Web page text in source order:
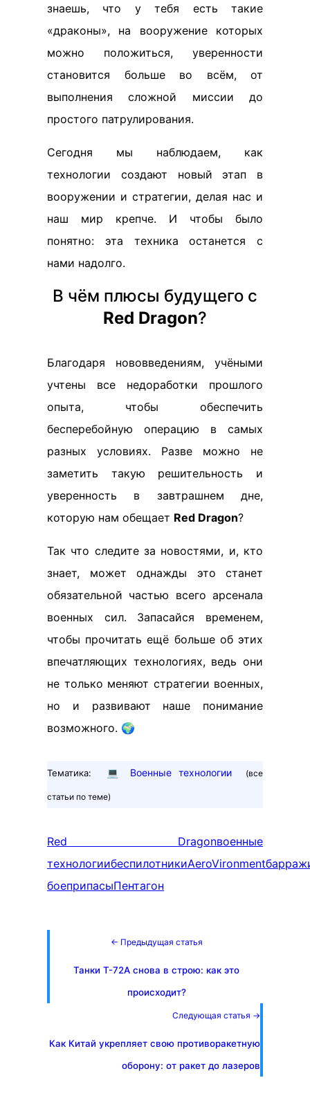
знаешь, что у тебя есть такие
«драконы», на вооружение которых
можно положиться, уверенности
становится больше во всём, от
выполнения сложной миссии до
простого патрулирования.
Сегодня мы наблюдаем, как
технологии создают новый этап в
вооружении и стратегии, делая нас и
наш мир крепче. И чтобы было
понятно: эта техника останется с
нами надолго.
В чём плюсы будущего с
Red Dragon?
Благодаря нововведениям, учёными
учтены все недоработки прошлого
опыта, чтобы обеспечить
бесперебойную операцию в самых
разных условиях. Разве можно не
заметить такую решительность и
уверенность в завтрашнем дне,
которую нам обещает Red Dragon?
Так что следите за новостями, и, кто
знает, может однажды это станет
обязательной частью всего арсенала
военных сил. Запасайся временем,
чтобы прочитать ещё больше об этих
впечатляющих технологиях, ведь они
не только меняют стратегии военных,
но и развивают наше понимание
возможного. 🌍
Тематика: 💻 Военные технологии (все
статьи по теме)
Red Dragonвоенные
технологиибеспилотникиAeroVironment
боеприпасыПентагон
← Предыдущая статья
Танки Т-72А снова в строю: как это
происходит?
Следующая статья →
Как Китай укрепляет свою противоракетную
оборону: от ракет до лазеров